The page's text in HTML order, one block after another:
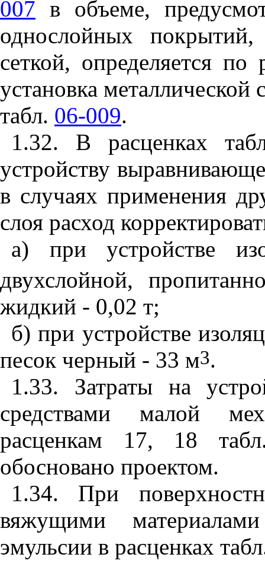
007 в объеме,
однослойных покрытий,
сеткой, определяется
установка
табл. 06-009.
1.32. В расценках
устройству
в случаях применения
слоя расход
а) при устройстве
двухслойной,
жидкий - 0,02 т;
б) при устройстве
песок черный - 33 м3.
1.33. Затраты на
средствами малой
расценкам 17, 18
обосновано проектом.
1.34. При
вяжущими
эмульсии в расценках